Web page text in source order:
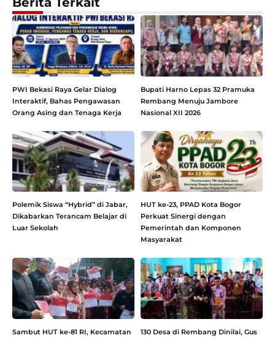
PWI Bekasi Raya Gelar Dialog
Interaktif, Bahas Pengawasan
Orang Asing dan Tenaga Kerja
Bupati Harno Lepas 32 Pramuka
Rembang Menuju Jambore
Nasional XII 2026
Polemik Siswa “Hybrid” di Jabar,
Dikabarkan Terancam Belajar di
Luar Sekolah
HUT ke-23, PPAD Kota Bogor
Perkuat Sinergi dengan
Pemerintah dan Komponen
Masyarakat
Sambut HUT ke-81 RI, Kecamatan
130 Desa di Rembang Dinilai, Gus